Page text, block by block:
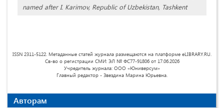
named after I. Karimov, Republic of Uzbekistan, Tashkent
ISSN 2311-5122. Метаданные статей журнала размещаются на платформе eLIBRARY.RU.
Св-во о регистрации СМИ: ЭЛ № ФС77-91806 от 17.06.2026
Учредитель журнала: ООО «Юниверсум»
Главный редактор - Звездина Марина Юрьевна.
Авторам